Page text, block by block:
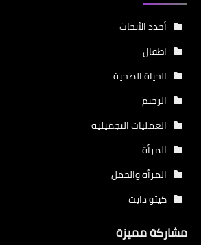
أجدد الأبحاث
اطفال
الحياة الصحية
الرجيم
العمليات التجميلية
المرأة
المرأة والحمل
كيتو دايت
مشاركة مميزة